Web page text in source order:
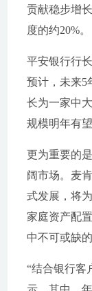
贡献稳步增
度的约20%。
平安银行行
预计，未来5
长为一家中
规模明年有
更为重要的
阔市场。麦
式发展，将
家庭资产配
中不可或缺的
“结合银行客